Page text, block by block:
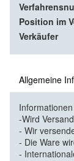
Position im
Verkäufer
Allgemeine
-Wird
- Wir
- Die Ware
-